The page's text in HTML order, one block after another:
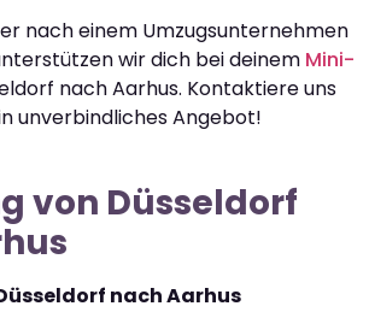
nach einem Umzugsunternehmen
wir dich bei deinem Mini-
nach Aarhus. Kontaktiere uns
unverbindliches Angebot!
von Düsseldorf
nach Aarhus